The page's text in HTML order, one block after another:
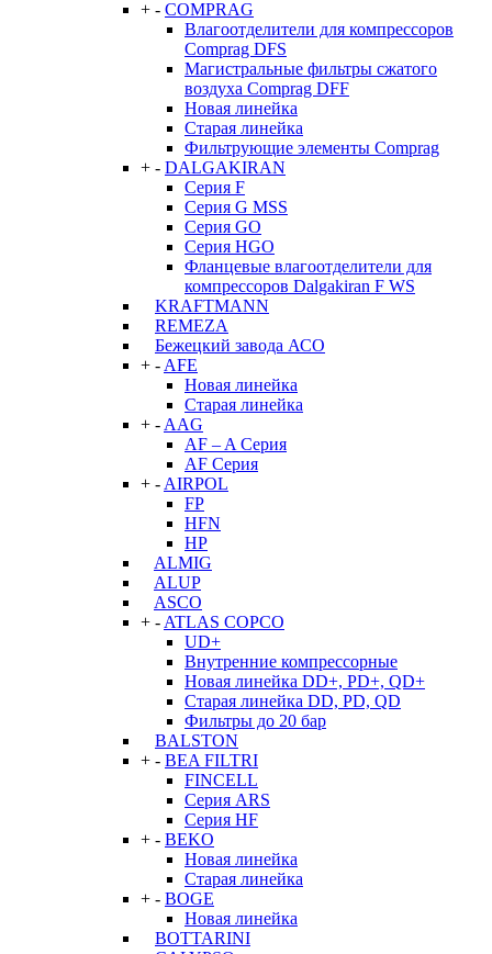
+ - COMPRAG
Влагоотделители для компрессоров
Comprag DFS
Магистральные фильтры сжатого
воздуха Comprag DFF
Новая линейка
Старая линейка
Фильтрующие элементы Comprag
+ - DALGAKIRAN
Серия F
Серия G MSS
Серия GO
Серия HGO
Фланцевые влагоотделители для
компрессоров Dalgakiran F WS
KRAFTMANN
REMEZA
Бежецкий завода АСО
+ - AFE
Новая линейка
Старая линейка
+ - AAG
AF – A Серия
AF Серия
+ - AIRPOL
FP
HFN
HP
ALMIG
ALUP
ASCO
+ - ATLAS COPCO
UD+
Внутренние компрессорные
Новая линейка DD+, PD+, QD+
Старая линейка DD, PD, QD
Фильтры до 20 бар
BALSTON
+ - BEA FILTRI
FINCELL
Серия ARS
Серия HF
+ - BEKO
Новая линейка
Старая линейка
+ - BOGE
Новая линейка
BOTTARINI